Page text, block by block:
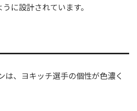
に設計されています。
は、ヨキッチ選手の個性が色濃く